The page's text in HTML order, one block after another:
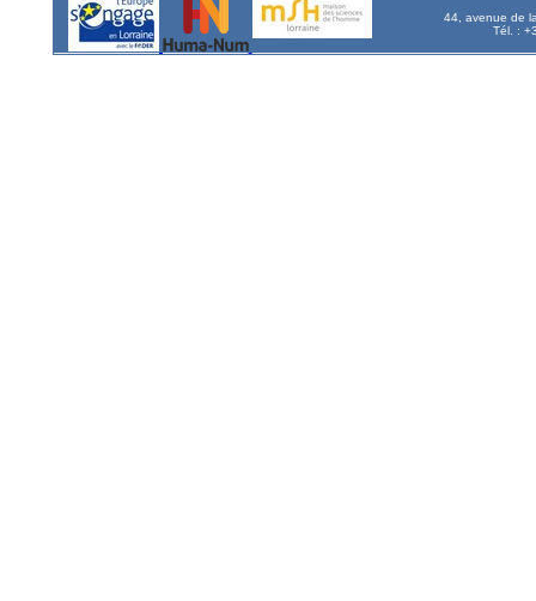
44, avenue de
Tél. :